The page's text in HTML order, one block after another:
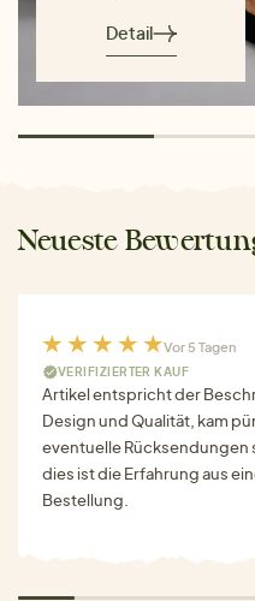
Detail
Neueste
Vor 5 Tagen
VERIFIZIERTER KAUF
Artikel entspricht der
Design und Qualität, kam
eventuelle
dies ist die Erfahrung aus
Bestellung.